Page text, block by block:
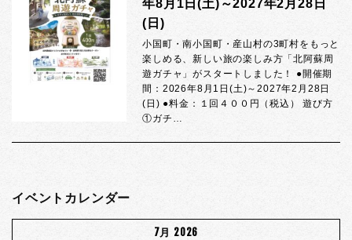
年8月1日(土)～2027年2月28日
(日)
小国町・南小国町・産山村の3町村をもっと
楽しめる、新しい旅の楽しみ方「北阿蘇周
遊ガチャ」がスタートしました！ ●開催期
間：2026年8月1日(土)～2027年2月28日
(日) ●料金：１回４００円（税込） 遊び方
①ガチ…
イベントカレンダー
7月 2026